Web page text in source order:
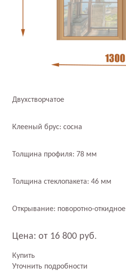
Двухстворчатое
Клееный брус: сосна
Толщина профиля: 78 мм
Толщина стеклопакета: 46 мм
Открывание: поворотно-откидное
Цена: от 16 800 руб.
Купить
Уточнить подробности